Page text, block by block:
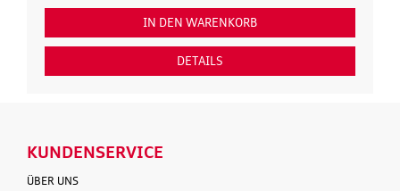
IN DEN WARENKORB
DETAILS
KUNDENSERVICE
ÜBER UNS